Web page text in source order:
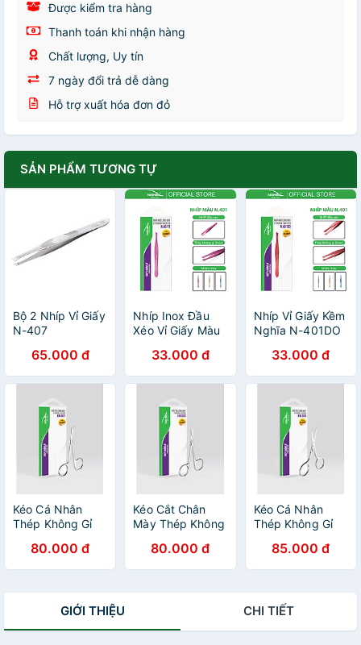
Được kiểm tra hàng
Thanh toán khi nhận hàng
Chất lượng, Uy tín
7 ngày đổi trả dễ dàng
Hỗ trợ xuất hóa đơn đỏ
SẢN PHẨM TƯƠNG TỰ
Bộ 2 Nhíp Vỉ Giấy
N-407
65.000 đ
Nhíp Inox Đầu
Xéo Vỉ Giấy Màu
N.401TI
33.000 đ
Nhíp Vỉ Giấy Kềm
Nghĩa N-401DO
33.000 đ
Kéo Cá Nhân
Thép Không Gỉ
60180.000 đ
Kéo Cắt Chân
Mày Thép Không
Nghĩa KM - 603
Cao Cấp - Kéo
80.000 đ
Kéo Cá Nhân
Thép Không Gỉ
60585.000 đ
GIỚI THIỆU CHI TIẾT